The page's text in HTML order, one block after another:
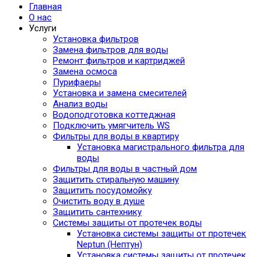
Главная
О нас
Услуги
Установка фильтров
Замена фильтров для воды
Ремонт фильтров и картриджей
Замена осмоса
Пурифаеры
Установка и замена смесителей
Анализ воды
Водоподготовка коттеджная
Подключить умягчитель WS
Фильтры для воды в квартиру
Установка магистрального фильтра для
воды
Фильтры для воды в частный дом
Защитить стиральную машину
Защитить посудомойку
Очистить воду в душе
Защитить сантехнику
Системы защиты от протечек воды
Установка системы защиты от протечек
Neptun (Нептун)